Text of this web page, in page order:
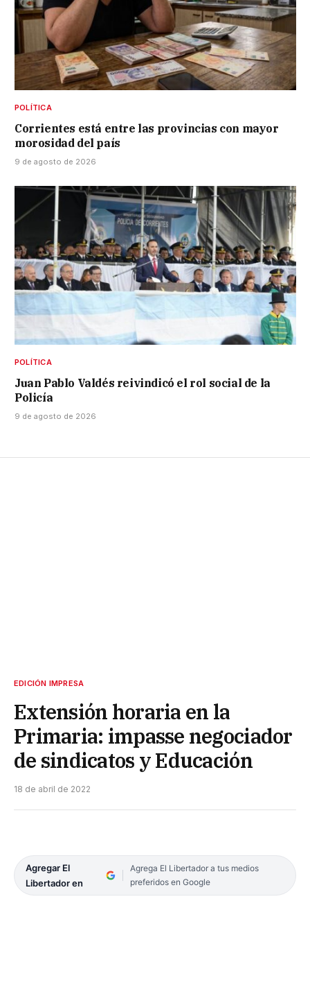
POLÍTICA
Corrientes está entre las provincias con mayor
morosidad del país
9 de agosto de 2026
POLÍTICA
Juan Pablo Valdés reivindicó el rol social de la
Policía
9 de agosto de 2026
EDICIÓN IMPRESA
Extensión horaria en la
Primaria: impasse negociador
de sindicatos y Educación
18 de abril de 2022
Agregar El
Libertador en
Agrega El Libertador a tus medios
preferidos en Google